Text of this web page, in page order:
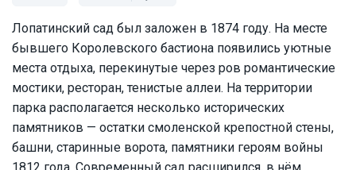
Лопатинский сад был заложен в 1874 году. На месте
бывшего Королевского бастиона появились уютные
места отдыха, перекинутые через ров романтические
мостики, ресторан, тенистые аллеи. На территории
парка располагается несколько исторических
памятников — остатки смоленской крепостной стены,
башни, старинные ворота, памятники героям войны